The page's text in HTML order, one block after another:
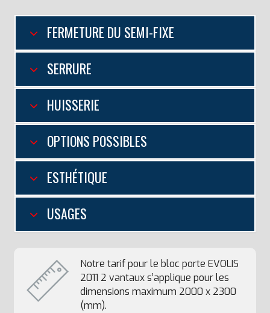
FERMETURE DU SEMI-FIXE
SERRURE
HUISSERIE
OPTIONS POSSIBLES
ESTHÉTIQUE
USAGES
Notre tarif pour le bloc porte EVOLIS
2011 2 vantaux s’applique pour les
dimensions maximum 2000 x 2300
(mm).